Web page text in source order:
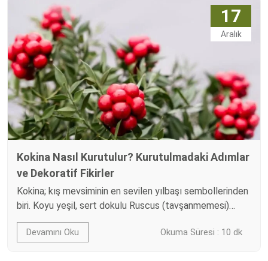
17
Aralık
Kokina Nasıl Kurutulur? Kurutulmadaki Adımlar
ve Dekoratif Fikirler
Kokina; kış mevsiminin en sevilen yılbaşı sembollerinden
biri. Koyu yeşil, sert dokulu Ruscus (tavşanmemesi)
dalları ve canlı kırmızı meyvelerle hazırlanan kokina
demetleri hem geleneksel hem de modern
Devamını Oku Okuma Süresi : 10 dk